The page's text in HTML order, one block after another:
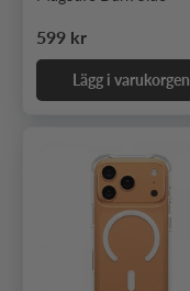
Ordinarie pris
599 kr
Lägg i varukorgen